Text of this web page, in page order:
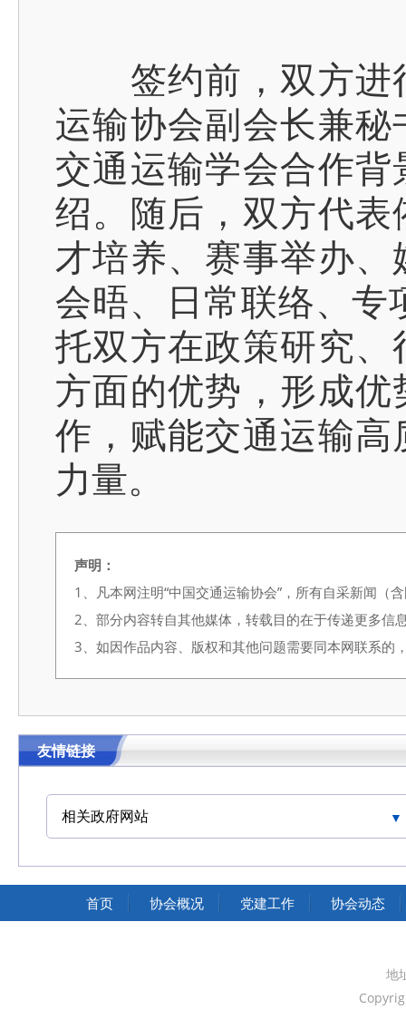
签约前，双方进
运输协会副会长兼
交通运输学会合作
绍。随后，双方代
才培养、赛事举办
会晤、日常联络、
托双方在政策研究
方面的优势，形成
作，赋能交通运输
力量。
声明：
1、凡本网注明“中国交通运输协会”，所有自采新闻（
2、部分内容转自其他媒体，转载目的在于传递更多信
3、如因作品内容、版权和其他问题需要同本网联系
友情链接
相关政府网站
中国交通运输协会官网
首页 协会概况 党建工作 协会动态
地